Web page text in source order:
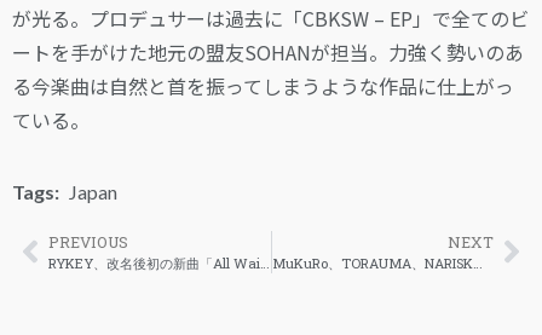
が光る。プロデュサーは過去に「CBKSW – EP」で全てのビ
ートを手がけた地元の盟友SOHANが担当。力強く勢いのあ
る今楽曲は自然と首を振ってしまうような作品に仕上がっ
ている。
Tags: Japan
PREVIOUS NEXT